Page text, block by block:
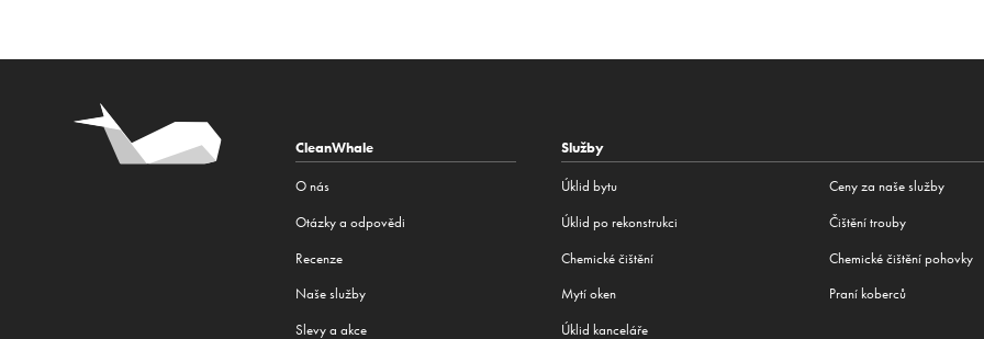
CleanWhale
O nás
Otázky a odpovědi
Recenze
Naše služby
Slevy a akce
Služby
Úklid bytu
Úklid po rekonstrukci
Сhemické čištění
Mytí oken
Úklid kanceláře
Ceny za naše služby
Čištění trouby
Chemické čištění pohovky
Praní koberců